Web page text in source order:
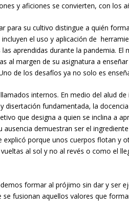
y aficiones se convierten, con los
para su cultivo distingue a quién
el uso y aplicación de
aprendidas durante la pandemia.
al margen de su asignatura a
de los desafíos ya no solo es
internos. En medio del alud
disertación fundamentada, la
que designa a quien se inclina a
ausencia demuestran ser el
explicó porque unos cuerpos flotan y
al sol y no al revés o como el
formar al prójimo sin dar y ser
fusionan aquellos valores que